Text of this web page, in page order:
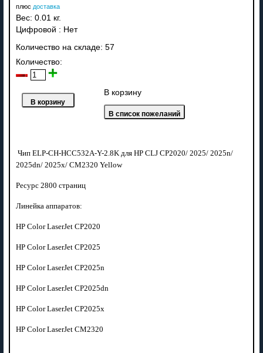
плюс доставка
Вес: 0.01 кг.
Цифровой : Нет
Количество на складе: 57
Количество:
В корзину
Чип ELP-CH-HCC532A-Y-2.8K для HP CLJ CP2020/ 2025/ 2025n/
2025dn/ 2025x/ CM2320 Yellow
Ресурс 2800 страниц
Линейка аппаратов:
HP Color LaserJet CP2020
HP Color LaserJet CP2025
HP Color LaserJet CP2025n
HP Color LaserJet CP2025dn
HP Color LaserJet CP2025x
HP Color LaserJet CM2320